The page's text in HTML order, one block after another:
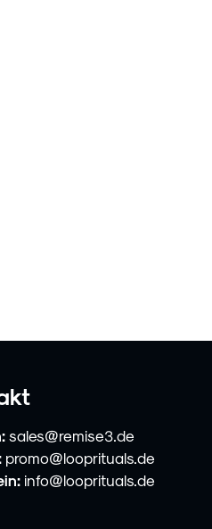
sales@remise3.de
promo@looprituals.de
info@looprituals.de